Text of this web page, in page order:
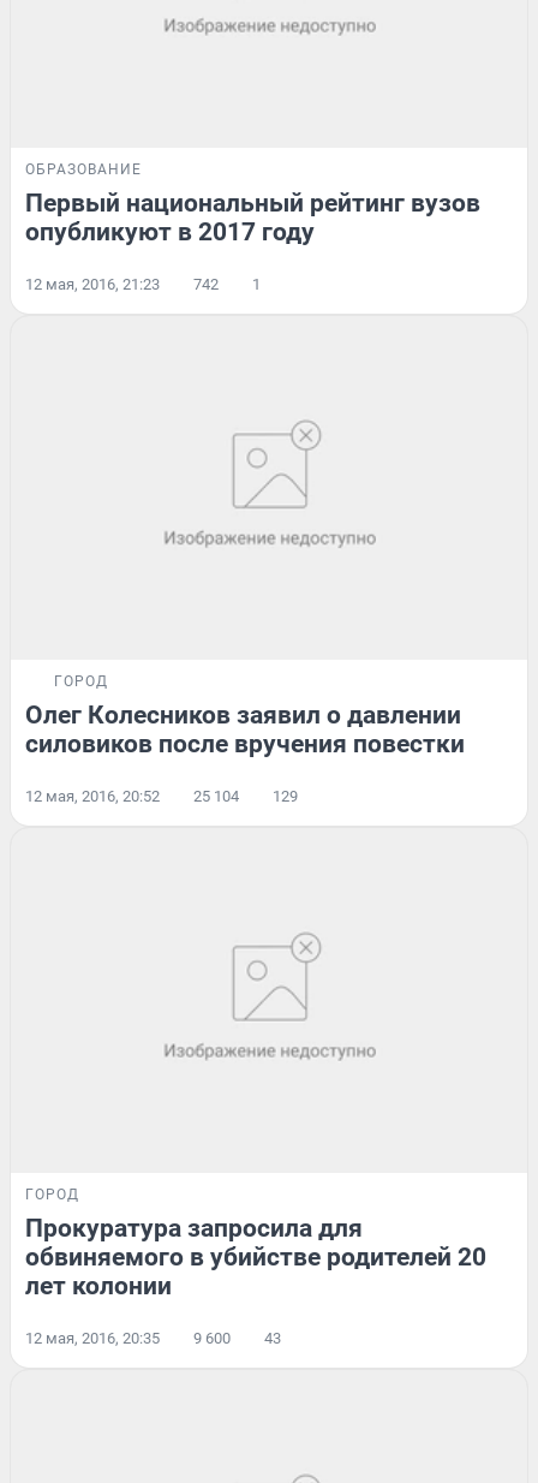
ОБРАЗОВАНИЕ
Первый национальный рейтинг вузов
опубликуют в 2017 году
12 мая, 2016, 21:23 742 1
ГОРОД
Олег Колесников заявил о давлении
силовиков после вручения повестки
12 мая, 2016, 20:52 25 104 129
ГОРОД
Прокуратура запросила для
обвиняемого в убийстве родителей 20
лет колонии
12 мая, 2016, 20:35 9 600 43